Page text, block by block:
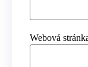
Webová